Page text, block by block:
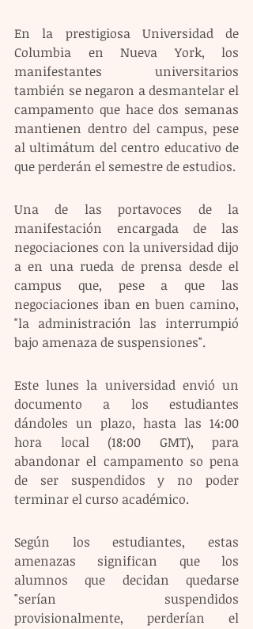
En la prestigiosa Universidad de
Columbia en Nueva York, los
manifestantes universitarios
también se negaron a desmantelar el
campamento que hace dos semanas
mantienen dentro del campus, pese
al ultimátum del centro educativo de
que perderán el semestre de estudios.
Una de las portavoces de la
manifestación encargada de las
negociaciones con la universidad dijo
a en una rueda de prensa desde el
campus que, pese a que las
negociaciones iban en buen camino,
"la administración las interrumpió
bajo amenaza de suspensiones".
Este lunes la universidad envió un
documento a los estudiantes
dándoles un plazo, hasta las 14:00
hora local (18:00 GMT), para
abandonar el campamento so pena
de ser suspendidos y no poder
terminar el curso académico.
Según los estudiantes, estas
amenazas significan que los
alumnos que decidan quedarse
"serían suspendidos
provisionalmente, perderían el